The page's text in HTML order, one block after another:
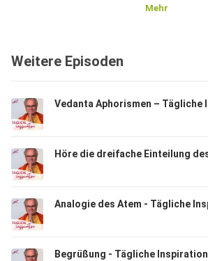
vidya.de
Mehr
Weitere Episoden
Begrüßung - Tägliche Inspiration